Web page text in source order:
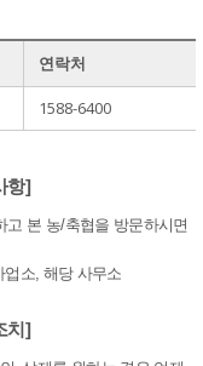
연락처
1588-6400
항]
본 농/축협을 방문하시면
업소, 해당 사무소
치]